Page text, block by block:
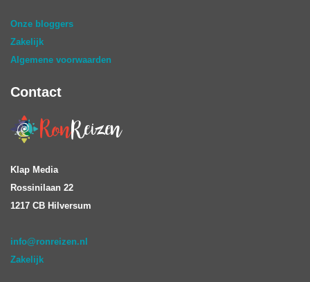
Onze bloggers
Zakelijk
Algemene voorwaarden
Contact
Klap Media
Rossinilaan 22
1217 CB Hilversum
info@ronreizen.nl
Zakelijk